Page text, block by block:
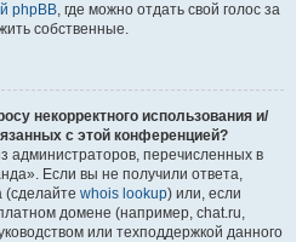
phpBB, где можно отдать свой голос за
собственные.
некорректного использования и/
с этой конференцией?
администраторов, перечисленных в
Если вы не получили ответа,
(сделайте whois lookup) или, если
домене (например, chat.ru,
или техподдержкой данного